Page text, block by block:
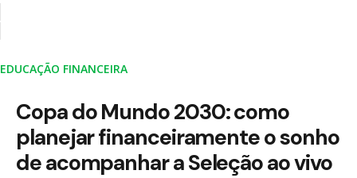
EDUCAÇÃO FINANCEIRA
Copa do Mundo 2030: como
planejar financeiramente o sonho
de acompanhar a Seleção ao vivo